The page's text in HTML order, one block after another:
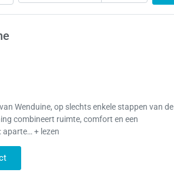
Wenduine, op slechts enkele stappen van de
combineert ruimte, comfort en een
aparte… + lezen